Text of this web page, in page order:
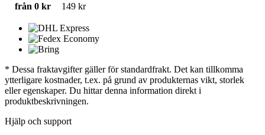
från 0 kr
149 kr
* Dessa fraktavgifter gäller för standardfrakt. Det kan tillkomma
ytterligare kostnader, t.ex. på grund av produkternas vikt, storlek
eller egenskaper. Du hittar denna information direkt i
produktbeskrivningen.
Hjälp och support